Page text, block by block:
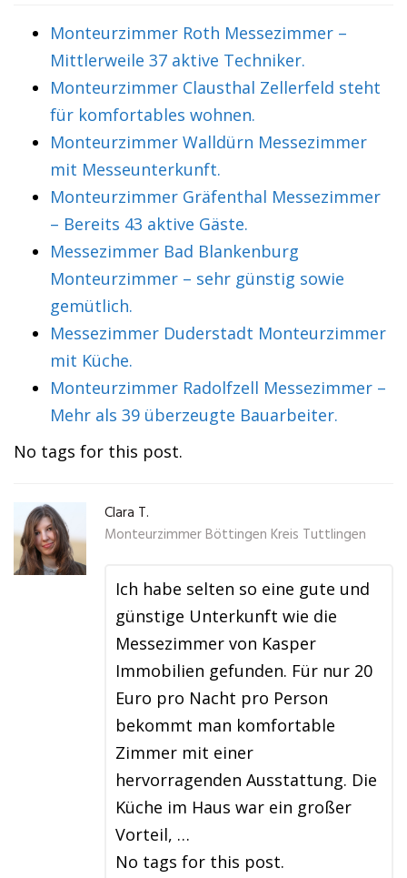
Monteurzimmer Roth Messezimmer –
Mittlerweile 37 aktive Techniker.
Monteurzimmer Clausthal Zellerfeld steht
für komfortables wohnen.
Monteurzimmer Walldürn Messezimmer
mit Messeunterkunft.
Monteurzimmer Gräfenthal Messezimmer
– Bereits 43 aktive Gäste.
Messezimmer Bad Blankenburg
Monteurzimmer – sehr günstig sowie
gemütlich.
Messezimmer Duderstadt Monteurzimmer
mit Küche.
Monteurzimmer Radolfzell Messezimmer –
Mehr als 39 überzeugte Bauarbeiter.
No tags for this post.
Clara T.
Monteurzimmer Böttingen Kreis Tuttlingen
Ich habe selten so eine gute und
günstige Unterkunft wie die
Messezimmer von Kasper
Immobilien gefunden. Für nur 20
Euro pro Nacht pro Person
bekommt man komfortable
Zimmer mit einer
hervorragenden Ausstattung. Die
Küche im Haus war ein großer
Vorteil, …
No tags for this post.